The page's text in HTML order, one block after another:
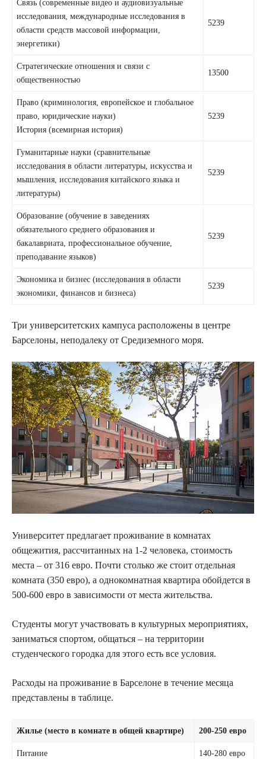
Связь (современные видео и аудиовизуальные
исследования, международные исследования в
области средств массовой информации,
энергетики)
5239
Стратегические отношения и связи с
общественностью
13500
Право (криминология, европейское и глобальное
право, юридические науки)
История (всемирная история)
5239
Гуманитарные науки (сравнительные
исследования в области литературы, искусства и
мышления, исследования китайского языка и
литературы)
5239
Образование (обучение в заведениях
обязательного среднего образования и
бакалавриата, профессиональное обучение,
преподавание языков)
5239
Экономика и бизнес (исследования в области
экономики, финансов и бизнеса)
5239
Три университетских кампуса расположены в центре
Барселоны, неподалеку от Средиземного моря.
Университет предлагает проживание в комнатах
общежития, рассчитанных на 1-2 человека, стоимость
места – от 316 евро. Почти столько же стоит отдельная
комната (350 евро), а однокомнатная квартира обойдется в
500-600 евро в зависимости от места жительства.
Студенты могут участвовать в культурных мероприятиях,
заниматься спортом, общаться – на территории
студенческого городка для этого есть все условия.
Расходы на проживание в Барселоне в течение месяца
представлены в таблице.
Жилье (место в комнате в общей квартире) 200-250 евро
Питание 140-280 евро